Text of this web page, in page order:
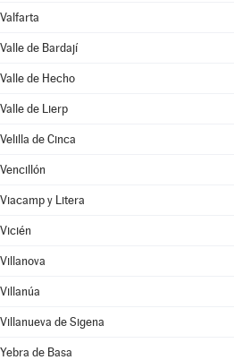
Valfarta
Valle de Bardají
Valle de Hecho
Valle de Lierp
Velilla de Cinca
Vencillón
Viacamp y Litera
Vicién
Villanova
Villanúa
Villanueva de Sigena
Yebra de Basa